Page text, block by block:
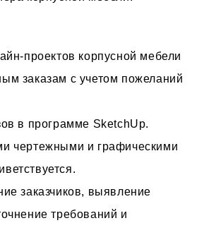
проектов корпусной мебели
заказам с учетом пожеланий
в программе SketchUp.
чертежными и графическими
заказчиков, выявление
требований и